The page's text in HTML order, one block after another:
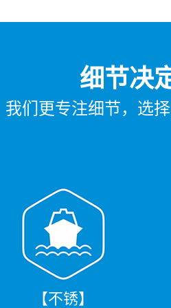
细节决
我们更专注细节，选
【不锈】